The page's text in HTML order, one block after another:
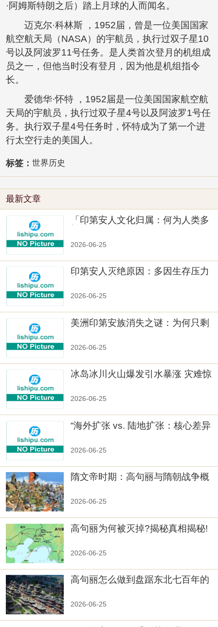
·阿姆斯特朗之后）踏上月球的人而闻名。
迈克尔·科林斯 ，1952届，曾是一位美国国家
航空航天局（NASA）的宇航员，执行过双子星10
号以及阿波罗11号任务。是人类首次登月的机组成
员之一，但他当时没有登月，因为他是机组指令
长。
爱德华·怀特 ，1952届是一位美国国家航空航
天局的宇航员，执行过双子星4号以及阿波罗1号任
务。执行双子星4号任务时，怀特成为了第一个进
行太空行走的美国人。
标签： 世界历史
最新文章
「印第安人文化归属：何为人类多
2026-06-25
印第安人灭绝原因：多因生存压力
2026-06-25
美洲印第安族消失之谜：为何只剩
2026-06-25
冰岛冰川火山爆发引水暴涨 灾难惊
2026-06-25
“海外扩张 vs. 陆地扩张：核心差异
2026-06-25
隋文帝时期：高句丽与隋朝战争概
2026-06-25
高句丽为何被灭掉?揭秘真相揭秘!
2026-06-25
高句丽怎么做到盘踞东北七百年的
2026-06-25